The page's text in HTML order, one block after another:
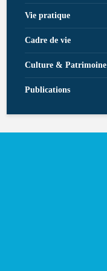
Vie pratique
Cadre de vie
Culture & Patrimoine
Publications